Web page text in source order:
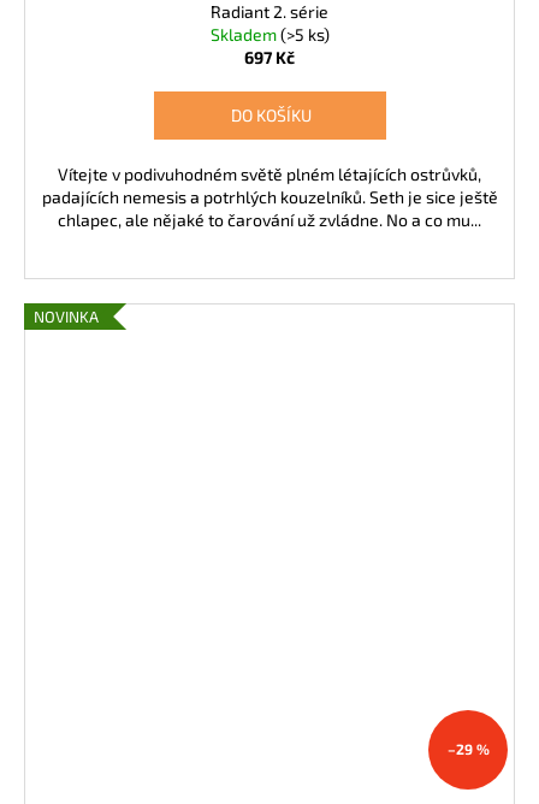
Radiant 2. série
Skladem(>5 ks)
697 Kč
DO KOŠÍKU
Vítejte v podivuhodném světě plném létajících ostrůvků,
padajících nemesis a potrhlých kouzelníků. Seth je sice ještě
chlapec, ale nějaké to čarování už zvládne. No a co mu...
NOVINKA
–29 %